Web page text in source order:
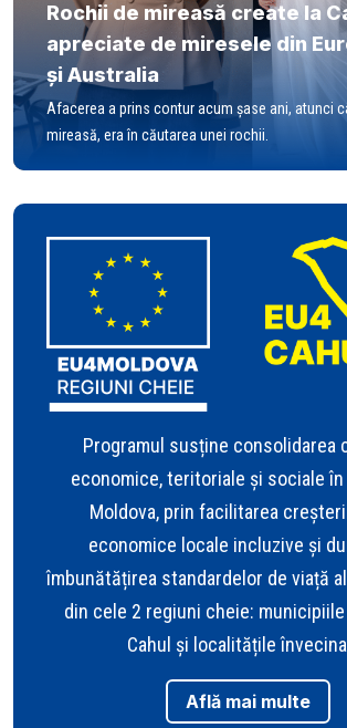
Rochii de mireasă create la
apreciate de miresele din
și Australia
Afacerea a prins contur acum șase ani, atunci
mireasă, era în căutarea unei rochii.
Programul susține consolidarea
economice, teritoriale și sociale în
Moldova, prin facilitarea
economice locale incluzive și
îmbunătățirea standardelor de viață
din cele 2 regiuni cheie:
Cahul și localitățile
Află mai multe